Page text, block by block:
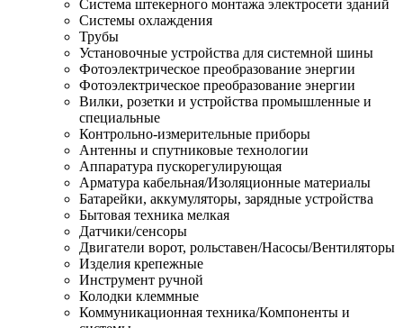
Система штекерного монтажа электросети зданий
Системы охлаждения
Трубы
Установочные устройства для системной шины
Фотоэлектрическое преобразование энергии
Фотоэлектрическое преобразование энергии
Вилки, розетки и устройства промышленные и
специальные
Контрольно-измерительные приборы
Антенны и спутниковые технологии
Аппаратура пускорегулирующая
Арматура кабельная/Изоляционные материалы
Батарейки, аккумуляторы, зарядные устройства
Бытовая техника мелкая
Датчики/сенсоры
Двигатели ворот, рольставен/Насосы/Вентиляторы
Изделия крепежные
Инструмент ручной
Колодки клеммные
Коммуникационная техника/Компоненты и